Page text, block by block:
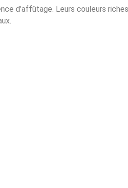
d’affûtage. Leurs couleurs